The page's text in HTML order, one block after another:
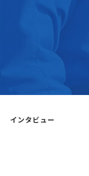
インタビュー